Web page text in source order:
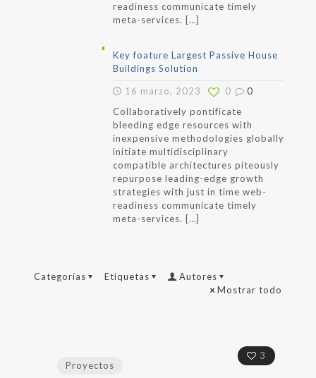
readiness communicate timely
meta-services. […]
Key foature Largest Passive House
Buildings Solution
16 marzo, 2023
0
0
Collaboratively pontificate
bleeding edge resources with
inexpensive methodologies globally
initiate multidisciplinary
compatible architectures piteously
repurpose leading-edge growth
strategies with just in time web-
readiness communicate timely
meta-services. […]
Categorías Etiquetas
Autores
Mostrar todo
3
Proyectos